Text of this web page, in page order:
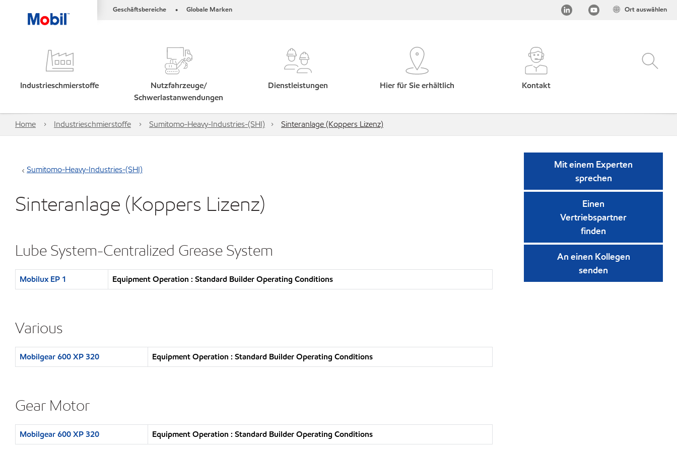
Geschäftsbereiche • Globale Marken Ort auswählen
Industrieschmierstoffe
Nutzfahrzeuge/
Schwerlastanwendungen
Dienstleistungen Hier für Sie erhältlich Kontakt
Home Industrieschmierstoffe Sumitomo-Heavy-Industries-(SHI) Sinteranlage (Koppers Lizenz)
Sumitomo-Heavy-Industries-(SHI)
Sinteranlage (Koppers Lizenz)
Lube System-Centralized Grease System
Mobilux EP 1 Equipment Operation : Standard Builder Operating Conditions
Various
Mobilgear 600 XP 320 Equipment Operation : Standard Builder Operating Conditions
Gear Motor
Mobilgear 600 XP 320 Equipment Operation : Standard Builder Operating Conditions
Mit einem Experten
sprechen
Einen
Vertriebspartner
finden
An einen Kollegen
senden